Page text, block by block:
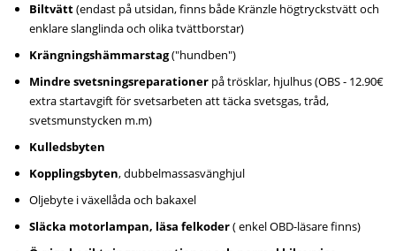
Biltvätt(endast på utsidan, finns både Kränzle högtryckstvätt och
enklare slanglinda och olika tvättborstar)
Krängningshämmarstag("hundben")
Mindre svetsningsreparationer på trösklar, hjulhus (OBS - 12.90€
extra startavgift för svetsarbeten att täcka svetsgas, tråd,
svetsmunstycken m.m)
Kulledsbyten
Kopplingsbyten, dubbelmassasvänghjul
Oljebyte i växellåda och bakaxel
Släcka motorlampan, läsa felkoder( enkel OBD-läsare finns)